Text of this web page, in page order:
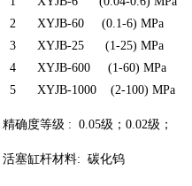
2 XYJB-60 (0.1-6) MPa
3 XYJB-25 (1-25) MPa
4 XYJB-600 (1-60) MPa
5 XYJB-1000 (2-100) MPa
精确度等级 : 0.05级；0.02级；
活塞缸杆材料: 碳化钨